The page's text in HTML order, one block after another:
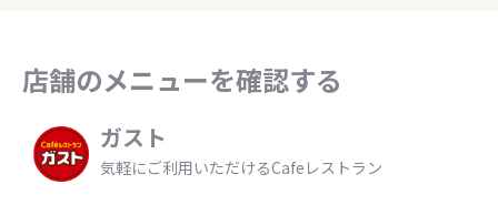
店舗のメニューを確認する
ガスト
気軽にご利用いただけるCafeレストラン